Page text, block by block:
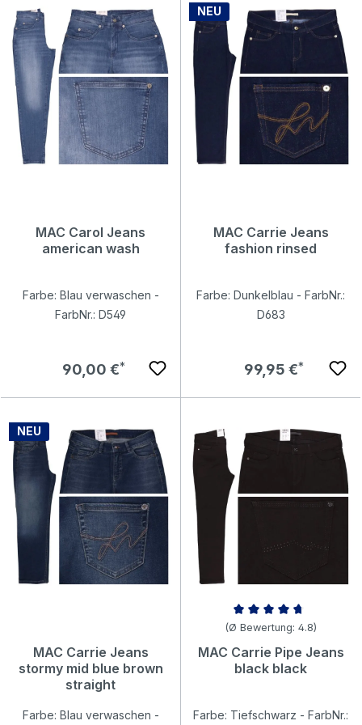
MAC Carol Jeans
american wash
Farbe: Blau verwaschen -
FarbNr.: D549
Regulärer Preis:
90,00 €
NEU
MAC Carrie Jeans
fashion rinsed
Farbe: Dunkelblau - FarbNr.:
D683
Regulärer Preis:
99,95 €
NEU
MAC Carrie Jeans
stormy mid blue brown
straight
Farbe: Blau verwaschen -
Durchschnittliche Bewertung
(Ø Bewertung: 4.8)
MAC Carrie Pipe Jeans
black black
Farbe: Tiefschwarz - FarbNr.: